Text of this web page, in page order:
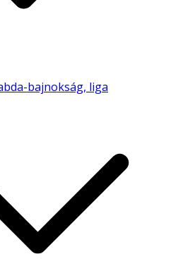
bajnokság, liga